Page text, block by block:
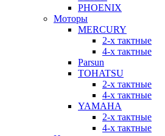
PHOENIX
Моторы
MERCURY
2-x тактные
4-x тактные
Parsun
TOHATSU
2-x тактные
4-x тактные
YAMAHA
2-x тактные
4-х тактные